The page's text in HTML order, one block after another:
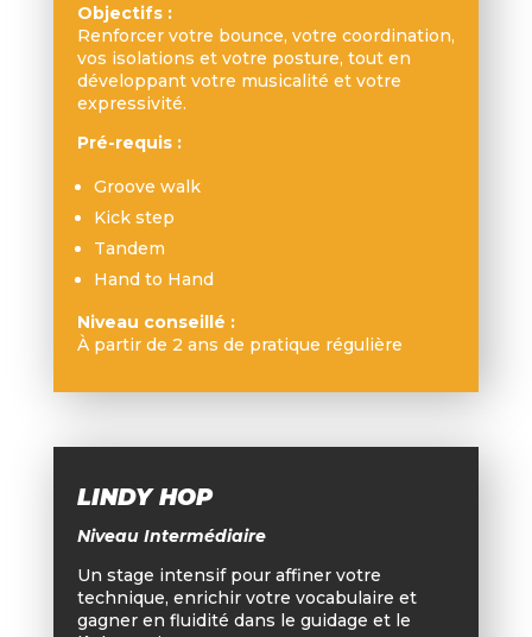
Objectifs :
Renforcer votre bounce, votre coordination,
vos isolations et votre posture, tout en
développant votre musicalité et votre
expressivité.
Pré-requis :
Groove walk
Kick step
Tandem
Hand to Hand
Niveau conseillé :
À partir de 2 ans de pratique régulière
LINDY HOP
Niveau Intermédiaire
Un stage intensif pour affiner votre
technique, enrichir votre vocabulaire et
gagner en fluidité dans le guidage et le